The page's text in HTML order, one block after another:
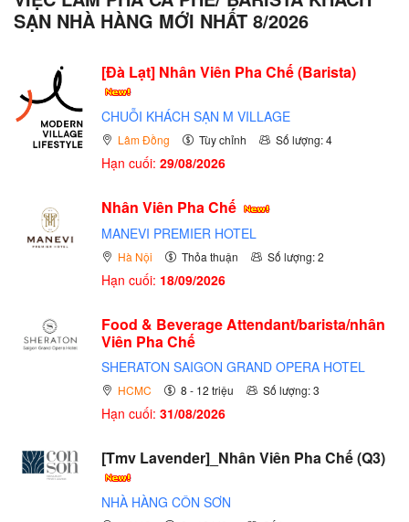
SẠN NHÀ HÀNG MỚI NHẤT 8/2026
[Đà Lạt] Nhân Viên Pha Chế (Barista)
CHUỖI KHÁCH SẠN M VILLAGE
Lâm Đồng Tùy chỉnh Số lượng: 4
Hạn cuối: 29/08/2026
Nhân Viên Pha Chế
MANEVI PREMIER HOTEL
Hà Nội Thỏa thuận Số lượng: 2
Hạn cuối: 18/09/2026
Food & Beverage Attendant/barista/nhân
Viên Pha Chế
SHERATON SAIGON GRAND OPERA HOTEL
HCMC 8 - 12 triệu Số lượng: 3
Hạn cuối: 31/08/2026
[Tmv Lavender]_Nhân Viên Pha Chế (Q3)
NHÀ HÀNG CÔN SƠN